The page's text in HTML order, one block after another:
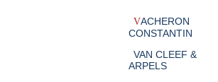
VACHERON
CONSTANTIN
VAN CLEEF &
ARPELS